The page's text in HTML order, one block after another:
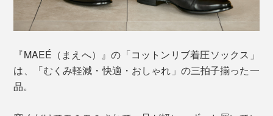
『MAEÉ（まえへ）』の「コットンリブ着圧ソックス」
は、「むくみ軽減・快適・おしゃれ」の三拍子揃った一
品。